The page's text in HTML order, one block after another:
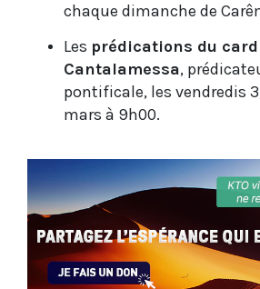
chaque dimanche de
Les prédications du
Cantalamessa,
pontificale, les vendredis 3,
mars à 9h00.